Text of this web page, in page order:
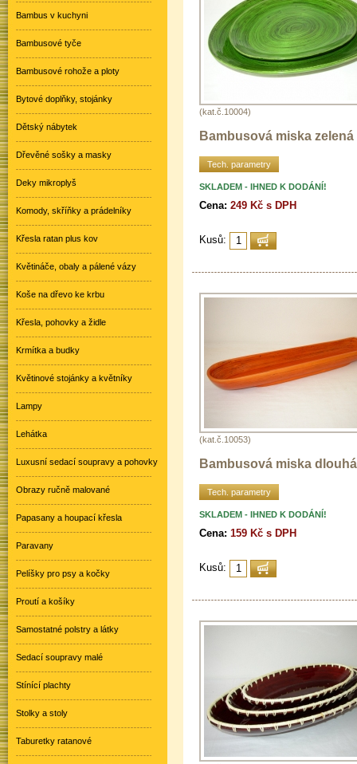
(kat.č.10004)
Bambusová miska zelená
Tech. parametry
SKLADEM - IHNED K DODÁNÍ!
Cena: 249 Kč s DPH
Kusů:
(kat.č.10053)
Bambusová miska
Tech. parametry
SKLADEM - IHNED K DODÁNÍ!
Cena: 159 Kč s DPH
Kusů:
Bambus v kuchyni
Bambusové tyče
Bambusové rohože a ploty
Bytové doplňky, stojánky
Dětský nábytek
Dřevěné sošky a masky
Deky mikroplyš
Komody, skříňky a prádelníky
Křesla ratan plus kov
Květináče, obaly a pálené vázy
Koše na dřevo ke krbu
Křesla, pohovky a židle
Krmítka a budky
Květinové stojánky a květníky
Lampy
Lehátka
Luxusní sedací soupravy a pohovky
Obrazy ručně malované
Papasany a houpací křesla
Paravany
Pelíšky pro psy a kočky
Proutí a košíky
Samostatné polstry a látky
Sedací soupravy malé
Stínící plachty
Stolky a stoly
Taburetky ratanové